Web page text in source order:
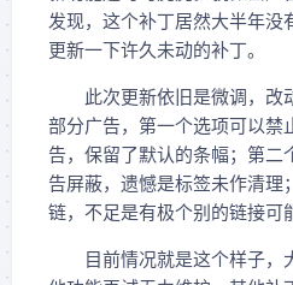
发现，这个补丁居然大半年没
更新一下许久未动的补丁。
此次更新依旧是微调，改
部分广告，第一个选项可以禁
告，保留了默认的条幅；第二
告屏蔽，遗憾是标签未作清理
链，不足是有极个别的链接可
目前情况就是这个样子，